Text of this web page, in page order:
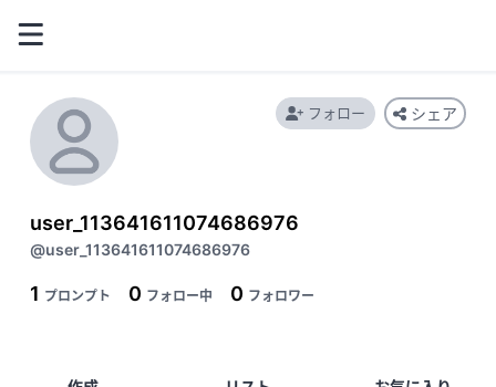
user_113641611074686976
@user_113641611074686976
1 プロンプト 0 フォロー中 0 フォロワー
フォロー シェア